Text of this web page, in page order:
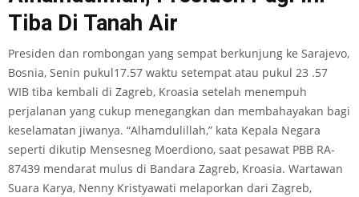
Tiba Di Tanah Air
Presiden dan rombongan yang sempat berkunjung ke Sarajevo,
Bosnia, Senin pukul17.57 waktu setempat atau pukul 23 .57
WIB tiba kembali di Zagreb, Kroasia setelah menempuh
perjalanan yang cukup menegangkan dan membahayakan bagi
keselamatan jiwanya. “Alhamdulillah,” kata Kepala Negara
seperti dikutip Mensesneg Moerdiono, saat pesawat PBB RA-
87439 mendarat mulus di Bandara Zagreb, Kroasia. Wartawan
Suara Karya, Nenny Kristyawati melaporkan dari Zagreb,